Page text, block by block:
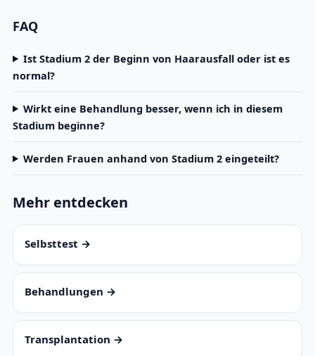
FAQ
Ist Stadium 2 der Beginn von Haarausfall oder ist es
normal?
Wirkt eine Behandlung besser, wenn ich in diesem
Stadium beginne?
Werden Frauen anhand von Stadium 2 eingeteilt?
Mehr entdecken
Selbsttest →
Behandlungen →
Transplantation →